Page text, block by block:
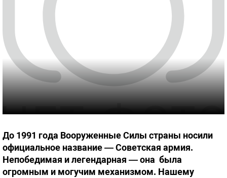
До 1991 года Вооруженные Силы страны носили
официальное название — Советская армия.
Непобедимая и легендарная — она была
огромным и могучим механизмом. Нашему